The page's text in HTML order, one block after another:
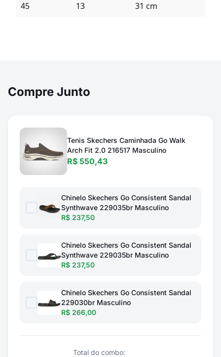
45 13 31 cm
Compre Junto
Tenis Skechers Caminhada Go Walk
Arch Fit 2.0 216517 Masculino
R$ 550,43
Chinelo Skechers Go Consistent Sandal
Synthwave 229035br Masculino
R$ 237,50
Chinelo Skechers Go Consistent Sandal
Synthwave 229035br Masculino
R$ 237,50
Chinelo Skechers Go Consistent Sandal
229030br Masculino
R$ 266,00
Total do combo: